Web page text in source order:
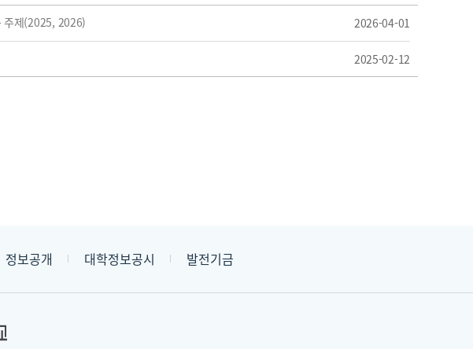
주제(2025, 2026) 2026-04-01
2025-02-12
정보공개 대학정보공시 발전기금